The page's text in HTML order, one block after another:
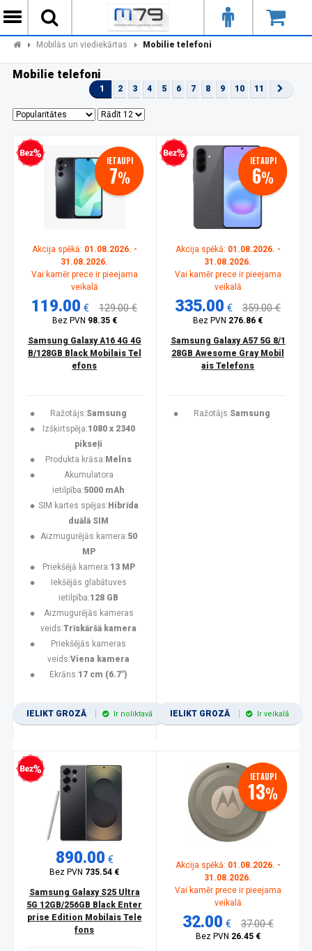
Mobilās un viediekārtas Mobilie telefoni
Mobilie telefoni
1 2 3 4 5 6 7 8 9 10 11
kredīts IETAUPI
7%
Akcija spēkā: 01.08.2026. -
31.08.2026.
Vai kamēr prece ir pieejama
veikalā
119.00 € 129.00 €
Bez PVN 98.35 €
Samsung Galaxy A16 4G 4G
B/128GB Black Mobilais Tel
efons
Ražotājs:Samsung
Izšķirtspēja:1080 x 2340
pikseļi
Produkta krāsa: Melns
Akumulatora
ietilpība:5000 mAh
SIM kartes spējas: Hibrīda
duālā SIM
Aizmugurējās kamera:50
MP
Priekšējā kamera:13 MP
Iekšējās glabātuves
ietilpība:128 GB
Aizmugurējās kameras
veids:Trīskāršā kamera
Priekšējās kameras
veids:Viena kamera
Ekrāns:17 cm (6.7")
IELIKT GROZĀ Ir noliktavā
Bezprocentu kredīts IETAUPI
6%
Akcija spēkā: 01.08.2026. -
31.08.2026.
Vai kamēr prece ir pieejama
veikalā
335.00 € 359.00 €
Bez PVN 276.86 €
Samsung Galaxy A57 5G 8/1
28GB Awesome Gray Mobil
ais Telefons
Ražotājs:Samsung
IELIKT GROZĀ Ir veikalā
kredīts
890.00 €
Bez PVN 735.54 €
Samsung Galaxy S25 Ultra
5G 12GB/256GB Black Enter
prise Edition Mobilais Tele
fons
IETAUPI
13%
Akcija spēkā: 01.08.2026. -
31.08.2026.
Vai kamēr prece ir pieejama
veikalā
32.00 € 37.00 €
Bez PVN 26.45 €